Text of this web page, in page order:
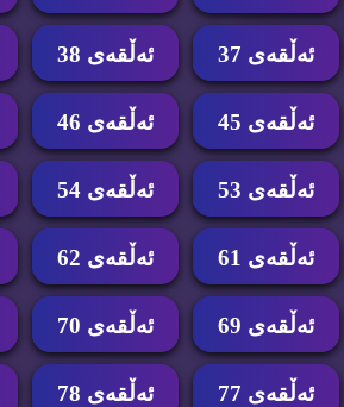
ئه‌ڵقه‌ی 37 ئه‌ڵقه‌ی 38
ئه‌ڵقه‌ی 45 ئه‌ڵقه‌ی 46
ئه‌ڵقه‌ی 53 ئه‌ڵقه‌ی 54
ئه‌ڵقه‌ی 61 ئه‌ڵقه‌ی 62
ئه‌ڵقه‌ی 69 ئه‌ڵقه‌ی 70
ئه‌ڵقه‌ی 77 ئه‌ڵقه‌ی 78